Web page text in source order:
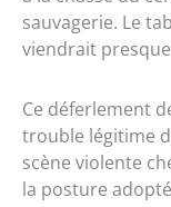
sauvagerie. Le
viendrait
Ce déferlement
trouble légitime
scène violente
la posture